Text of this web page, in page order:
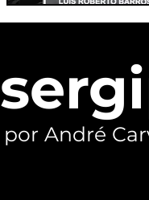
por André